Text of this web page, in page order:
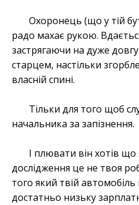
Охоронець (що у тій
радо махає рукою.
застрягаючи на дуже
старцем, настільки
власній спині.
Тільки для того щоб
начальника за запізнення.
І плювати він хотів що
дослідження це не твоя
того який твій автомобіль
достатньо низьку